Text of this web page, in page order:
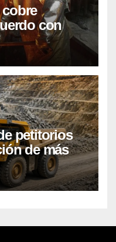
con
petitorios
de más
explorar